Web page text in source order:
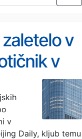
v
v
v
Daily, kljub temu